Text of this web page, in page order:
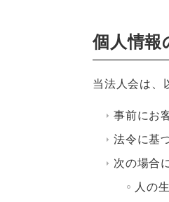
個人情報
当法人会は、
事前にお
法令に基
次の場合
人の